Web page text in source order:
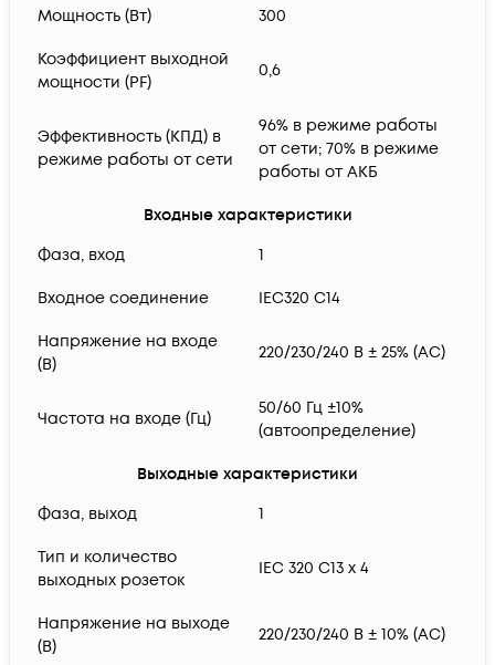
Мощность (Вт) 300
Коэффициент выходной
мощности (PF)
0,6
Эффективность (КПД) в
режиме работы от сети
96% в режиме работы
от сети; 70% в режиме
работы от АКБ
Входные характеристики
Фаза, вход
1
Входное соединение IEC320 C14
Напряжение на входе
(В)
220/230/240 В ± 25% (AC)
Частота на входе (Гц)
50/60 Гц ±10%
(автоопределение)
Выходные характеристики
Фаза, выход
1
Тип и количество
выходных розеток
IEC 320 C13 x 4
Напряжение на выходе
(В)
220/230/240 В ± 10% (AC)